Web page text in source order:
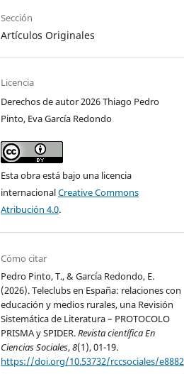
Sección
Artículos Originales
Licencia
Derechos de autor 2026 Thiago Pedro
Pinto, Eva García Redondo
Esta obra está bajo una licencia
internacionalCreative Commons
Atribución 4.0.
Cómo citar
Pedro Pinto, T., & García Redondo, E.
(2026). Teleclubs en España: relaciones con
educación y medios rurales, una Revisión
Sistemática de Literatura – PROTOCOLO
PRISMA y SPIDER.Revista científica En
Ciencias Sociales,8(1), 01-19.
https://doi.org/10.53732/rccsociales/e8882